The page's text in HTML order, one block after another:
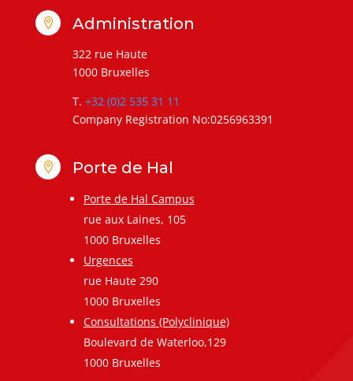
 Administration
322 rue Haute
1000 Bruxelles
T. +32 (0)2 535 31 11
Company Registration No:0256963391
 Porte de Hal
Porte de Hal Campus
rue aux Laines, 105
1000 Bruxelles
Urgences
rue Haute 290
1000 Bruxelles
Consultations (Polyclinique)
Boulevard de Waterloo,129
1000 Bruxelles